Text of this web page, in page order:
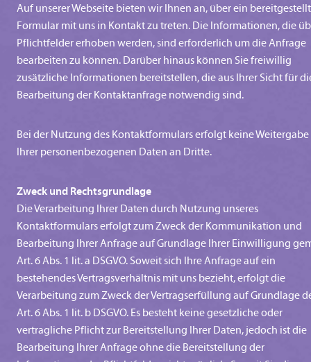
Auf unserer Webseite bieten wir Ihnen an, über ein
Formular mit uns in Kontakt zu treten. Die Informationen, die
Pflichtfelder erhoben werden, sind erforderlich um die Anfrage
bearbeiten zu können. Darüber hinaus können Sie freiwillig
zusätzliche Informationen bereitstellen, die aus Ihrer Sicht für
Bearbeitung der Kontaktanfrage notwendig sind.
Bei der Nutzung des Kontaktformulars erfolgt keine Weitergabe
Ihrer personenbezogenen Daten an Dritte.
Zweck und Rechtsgrundlage
Die Verarbeitung Ihrer Daten durch Nutzung unseres
Kontaktformulars erfolgt zum Zweck der Kommunikation und
Bearbeitung Ihrer Anfrage auf Grundlage Ihrer Einwilligung
Art. 6 Abs. 1 lit. a DSGVO. Soweit sich Ihre Anfrage auf ein
bestehendes Vertragsverhältnis mit uns bezieht, erfolgt die
Verarbeitung zum Zweck der Vertragserfüllung auf Grundlage
Art. 6 Abs. 1 lit. b DSGVO. Es besteht keine gesetzliche oder
vertragliche Pflicht zur Bereitstellung Ihrer Daten, jedoch ist die
Bearbeitung Ihrer Anfrage ohne die Bereitstellung der